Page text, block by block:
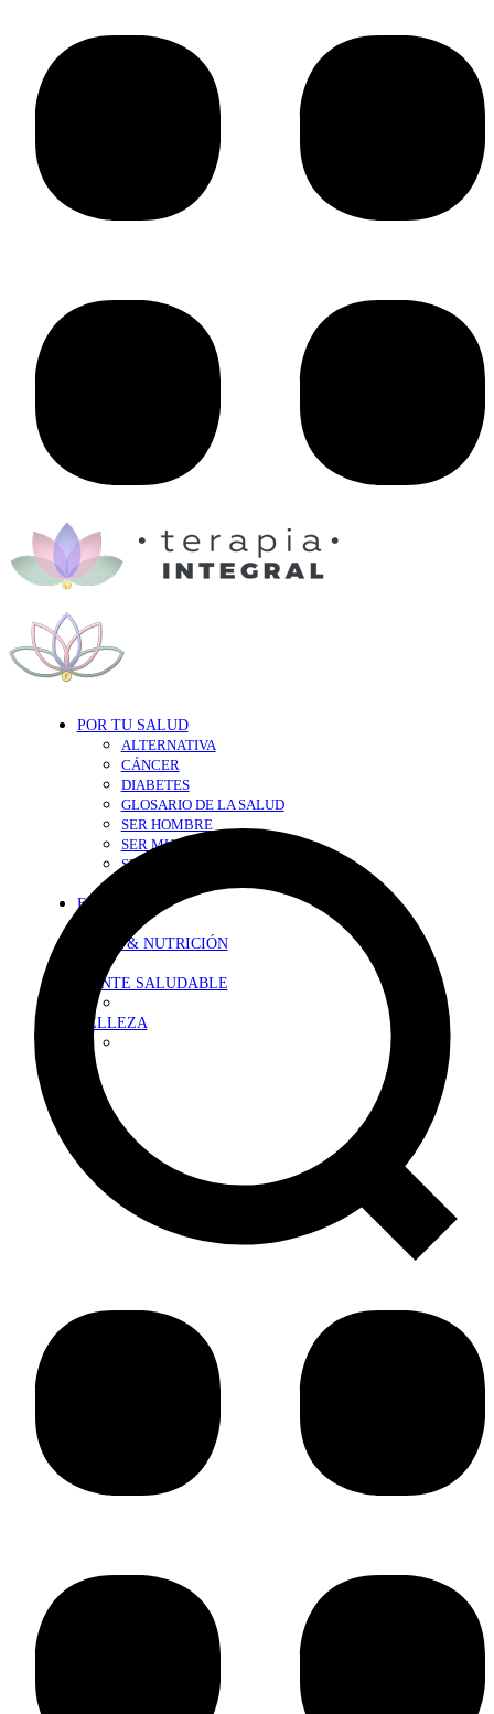
POR TU SALUD
ALTERNATIVA
CÁNCER
DIABETES
GLOSARIO DE LA SALUD
SER HOMBRE
SER MUJER
SEXY-SALUD
EN FORMA
DIETA & NUTRICIÓN
MENTE SALUDABLE
BELLEZA